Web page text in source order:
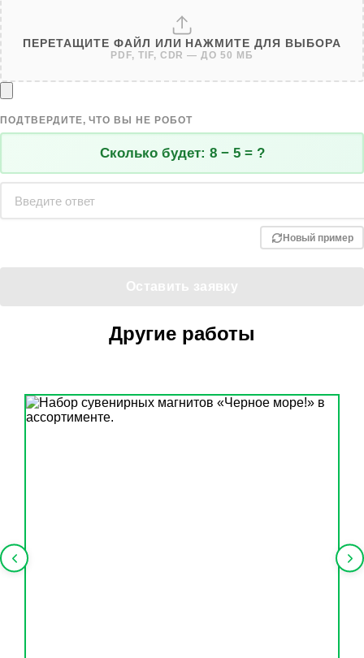
ПЕРЕТАЩИТЕ ФАЙЛ ИЛИ НАЖМИТЕ ДЛЯ ВЫБОРА
PDF, TIF, CDR — ДО 50 МБ
ПОДТВЕРДИТЕ, ЧТО ВЫ НЕ РОБОТ
Сколько будет: 8 − 5 = ?
Новый пример
Другие работы